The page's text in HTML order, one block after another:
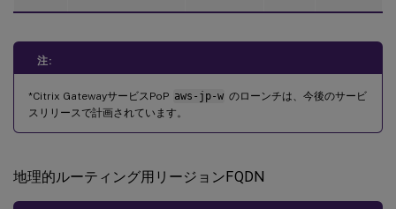
注:
*Citrix GatewayサービスPoP aws-jp-w のローンチは、今後のサービ
スリリースで計画されています。
地理的ルーティング用リージョンFQDN